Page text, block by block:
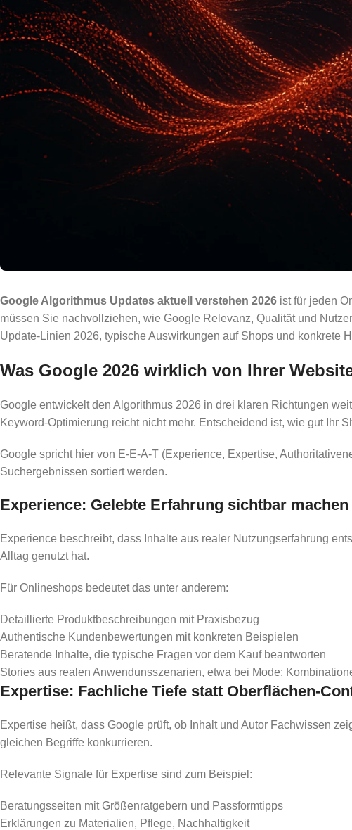
Google Algorithmus Updates aktuell verstehen 2026 ist für jeden
müssen Sie nachvollziehen, wie Google Relevanz, Qualität und
Update-Linien 2026, typische Auswirkungen auf Shops und konkrete
Was Google 2026 wirklich von Ihrer
Google entwickelt den Algorithmus 2026 in drei klaren Richtungen
Keyword-Optimierung reicht nicht mehr. Entscheidend ist, wie gut Ihr
Google spricht hier von E-E-A-T (Experience, Expertise,
Suchergebnissen sortiert werden.
Experience: Gelebte Erfahrung sichtbar machen
Experience beschreibt, dass Inhalte aus realer Nutzungserfahrung
Alltag genutzt hat.
Für Onlineshops bedeutet das unter anderem:
Detaillierte Produktbeschreibungen mit Praxisbezug
Authentische Kundenbewertungen mit konkreten Beispielen
Beratende Inhalte, die typische Fragen vor dem Kauf beantworten
Stories aus realen Anwendunsszenarien, etwa bei Mode:
Expertise: Fachliche Tiefe statt Oberflächen-
Expertise heißt, dass Google prüft, ob Inhalt und Autor Fachwissen
gleichen Begriffe konkurrieren.
Relevante Signale für Expertise sind zum Beispiel:
Beratungsseiten mit Größenratgebern und Passformtipps
Erklärungen zu Materialien, Pflege, Nachhaltigkeit